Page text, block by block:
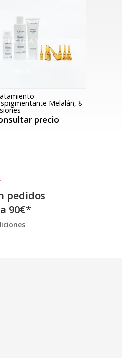
Melalán, 8
precio
pedidos
90€*